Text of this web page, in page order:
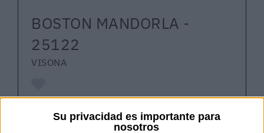
Su privacidad es importante para
nosotros
BOSTON MANDORLA -
25122
VISONA
Code:25122 PIUMA MANDORLA